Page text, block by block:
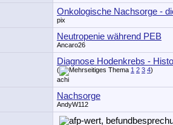
Onkologische Nachsorge -
pix
Neutropenie während PEB
Ancaro26
Diagnose Hodenkrebs -
( 1 2 3 4)
achi
Nachsorge
AndyW112